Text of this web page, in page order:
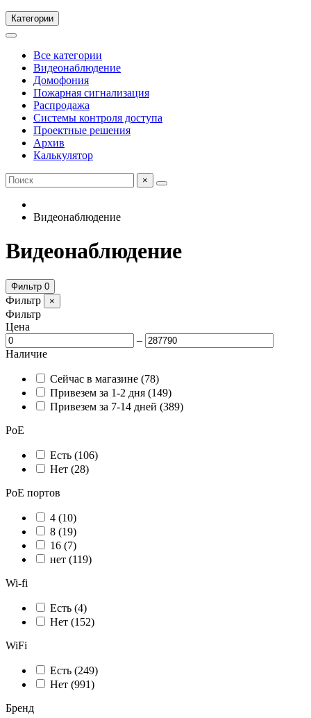
Категории
Все категории
Видеонаблюдение
Домофония
Пожарная сигнализация
Распродажа
Системы контроля доступа
Проектные решения
Архив
Калькулятор
×
Видеонаблюдение
Видеонаблюдение
Фильтр 0
Фильтр ×
Фильтр
Цена
–
Наличие
Сейчас в магазине (78)
Привезем за 1-2 дня (149)
Привезем за 7-14 дней (389)
PoE
Есть (106)
Нет (28)
PoE портов
4 (10)
8 (19)
16 (7)
нет (119)
Wi-fi
Есть (4)
Нет (152)
WiFi
Есть (249)
Нет (991)
Бренд